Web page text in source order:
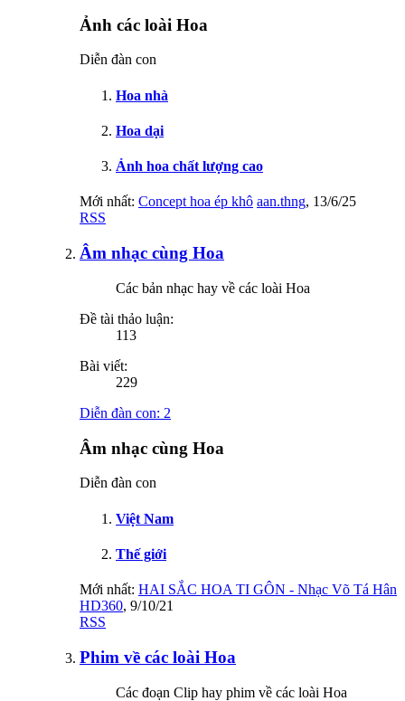
Ảnh các loài Hoa
Diễn đàn con
Hoa nhà
Hoa dại
Ảnh hoa chất lượng cao
Mới nhất: Concept hoa ép khô aan.thng, 13/6/25
RSS
Âm nhạc cùng Hoa
Các bản nhạc hay về các loài Hoa
Đề tài thảo luận:
113
Bài viết:
229
Diễn đàn con: 2
Âm nhạc cùng Hoa
Diễn đàn con
Việt Nam
Thế giới
Mới nhất: HAI SẮC HOA TI GÔN - Nhạc Võ Tá Hân
HD360, 9/10/21
RSS
Phim về các loài Hoa
Các đoạn Clip hay phim về các loài Hoa